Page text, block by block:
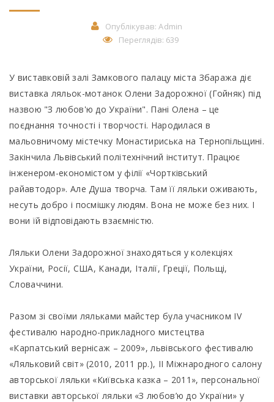
Опублікував:Admin
Переглядів: 639
У виставковій залі Замкового палацу міста Збаража діє
виставка ляльок-мотанок Олени Задорожної (Гойняк) під
назвою "З любов'ю до України". Пані Олена – це
поєднання точності і творчості. Народилася в
мальовничому містечку Монастириська на Тернопільщині.
Закінчила Львівський політехнічний інститут. Працює
інженером-економістом у філії «Чортківський
райавтодор». Але Душа творча. Там її ляльки оживають,
несуть добро і посмішку людям. Вона не може без них. І
вони їй відповідають взаємністю.
Ляльки Олени Задорожної знаходяться у колекціях
України, Росії, США, Канади, Італії, Греції, Польщі,
Словаччини.
Разом зі своїми ляльками майстер була учасником IV
фестивалю народно-прикладного мистецтва
«Карпатський вернісаж – 2009», львівського фестивалю
«Ляльковий світ» (2010, 2011 рр.), ІІ Міжнародного салону
авторської ляльки «Київська казка – 2011», персональної
виставки авторської ляльки «З любов’ю до України» у